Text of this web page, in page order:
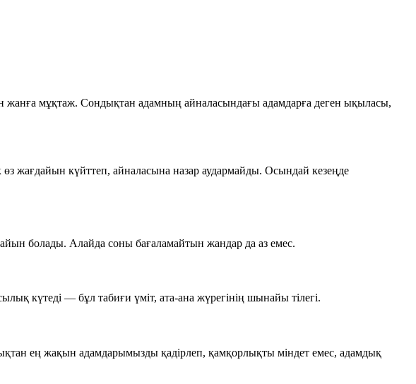
мұқтаж. Сондықтан адамның айналасындағы адамдарға деген ықыласы,
жағдайын күйттеп, айналасына назар аудармайды. Осындай кезеңде
болады. Алайда соны бағаламайтын жандар да аз емес.
күтеді — бұл табиғи үміт, ата-ана жүрегінің шынайы тілегі.
ең жақын адамдарымызды қадірлеп, қамқорлықты міндет емес, адамдық